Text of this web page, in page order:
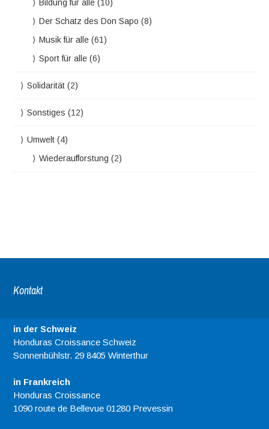
Bildung für alle (10)
Der Schatz des Don Sapo (8)
Musik für alle (61)
Sport für alle (6)
Solidarität (2)
Sonstiges (12)
Umwelt (4)
Wiederaufforstung (2)
Kontakt
in der Schweiz
Honduras Croissance Schweiz
Sonnenbühlstr. 29 8405 Winterthur
in Frankreich
Honduras Croissance
1090 route de Bellevue 01280 Prevessin